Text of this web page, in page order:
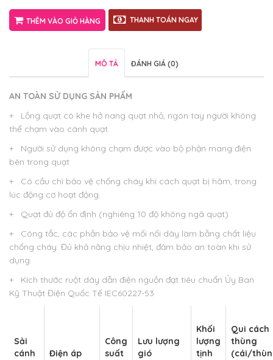
THÊM VÀO GIỎ HÀNG THANH TOÁN NGAY
MÔ TẢ ĐÁNH GIÁ (0)
AN TOÀN SỬ DỤNG SẢN PHẨM
+ Lồng quạt có khe hở nang quạt nhỏ, ngón tay người không
thể chạm vào cánh quạt.
+ Người sử dụng không chạm được vào bộ phận mang điện
bên trong quạt
+ Có cầu chì bảo vệ chống cháy khi cách quạt bị hãm, trong
lúc động cơ hoạt động.
+ Quạt đủ độ ổn định (nghiêng 10 độ không ngã quạt)
+ Công tắc, các phần bảo vệ mối nối dây làm bằng chất liệu
chống cháy. Đủ khả năng chịu nhiệt, đảm bảo an toàn khi sử
dụng.
+ Kích thước ruột dây dẫn điện nguồn đạt tiêu chuẩn Ủy Ban
Kỹ Thuật Điện Quốc Tế IEC60227-53
Sải
cánh
Điện áp
Công
suất
Lưu lượng
gió
Khối
lượng
tịnh
Qui cách
thùng
(cái/